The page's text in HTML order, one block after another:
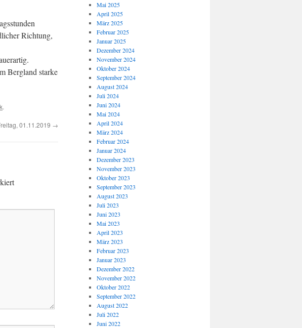
Richtung,
Bergland starke
.
01.11.2019 →
Mai 2025
April 2025
März 2025
Februar 2025
Januar 2025
Dezember 2024
November 2024
Oktober 2024
September 2024
August 2024
Juli 2024
Juni 2024
Mai 2024
April 2024
März 2024
Februar 2024
Januar 2024
Dezember 2023
November 2023
Oktober 2023
September 2023
August 2023
Juli 2023
Juni 2023
Mai 2023
April 2023
März 2023
Februar 2023
Januar 2023
Dezember 2022
November 2022
Oktober 2022
September 2022
August 2022
Juli 2022
Juni 2022